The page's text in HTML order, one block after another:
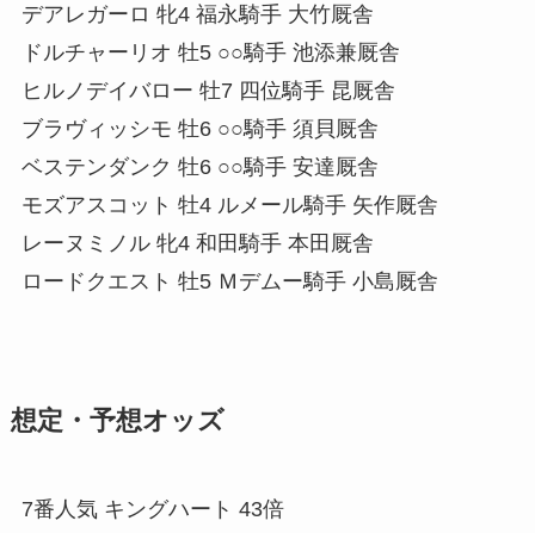
デアレガーロ 牝4 福永騎手 大竹厩舎
ドルチャーリオ 牡5 ○○騎手 池添兼厩舎
ヒルノデイバロー 牡7 四位騎手 昆厩舎
ブラヴィッシモ 牡6 ○○騎手 須貝厩舎
ベステンダンク 牡6 ○○騎手 安達厩舎
モズアスコット 牡4 ルメール騎手 矢作厩舎
レーヌミノル 牝4 和田騎手 本田厩舎
ロードクエスト 牡5 Ｍデムー騎手 小島厩舎
想定・予想オッズ
7番人気 キングハート 43倍